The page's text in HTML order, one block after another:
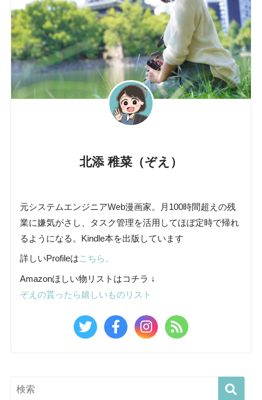
北添 稚菜（ぞえ）
元システムエンジニアWeb漫画家。月100時間超えの残
業に嫌気がさし、タスク管理を活用してほぼ定時で帰れ
るようになる。Kindle本を出版しています
詳しいProfileはこちら。
Amazonほしい物リストはコチラ ↓
ぞえの貰ったら嬉しいものリスト